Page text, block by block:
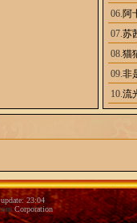
06.阿
07.苏
08.猫
09.非
10.流
23:04
Corporation